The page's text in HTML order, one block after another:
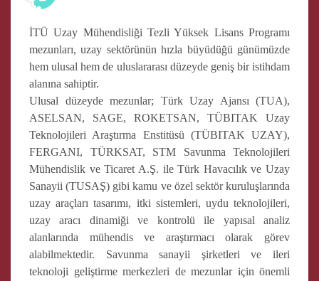
İTÜ Uzay Mühendisliği Tezli Yüksek Lisans Programı
mezunları, uzay sektörünün hızla büyüdüğü günümüzde
hem ulusal hem de uluslararası düzeyde geniş bir istihdam
alanına sahiptir.
Ulusal düzeyde mezunlar; Türk Uzay Ajansı (TUA),
ASELSAN, SAGE, ROKETSAN, TÜBITAK Uzay
Teknolojileri Araştırma Enstitüsü (TÜBITAK UZAY),
FERGANI, TÜRKSAT, STM Savunma Teknolojileri
Mühendislik ve Ticaret A.Ş. ile Türk Havacılık ve Uzay
Sanayii (TUSAŞ) gibi kamu ve özel sektör kuruluşlarında
uzay araçları tasarımı, itki sistemleri, uydu teknolojileri,
uzay aracı dinamiği ve kontrolü ile yapısal analiz
alanlarında mühendis ve araştırmacı olarak görev
alabilmektedir. Savunma sanayii şirketleri ve ileri
teknoloji geliştirme merkezleri de mezunlar için önemli